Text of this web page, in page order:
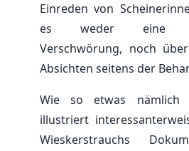
Einreden von
es weder eine
Verschwörung, noch
Absichten seitens der
Wie so etwas nämlich
illustriert
Wieskerstrauchs